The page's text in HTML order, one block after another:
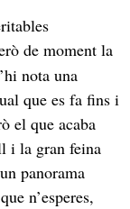
de moment la
nota una
que es fa fins i
el que acaba
i la gran feina
panorama
n’esperes,